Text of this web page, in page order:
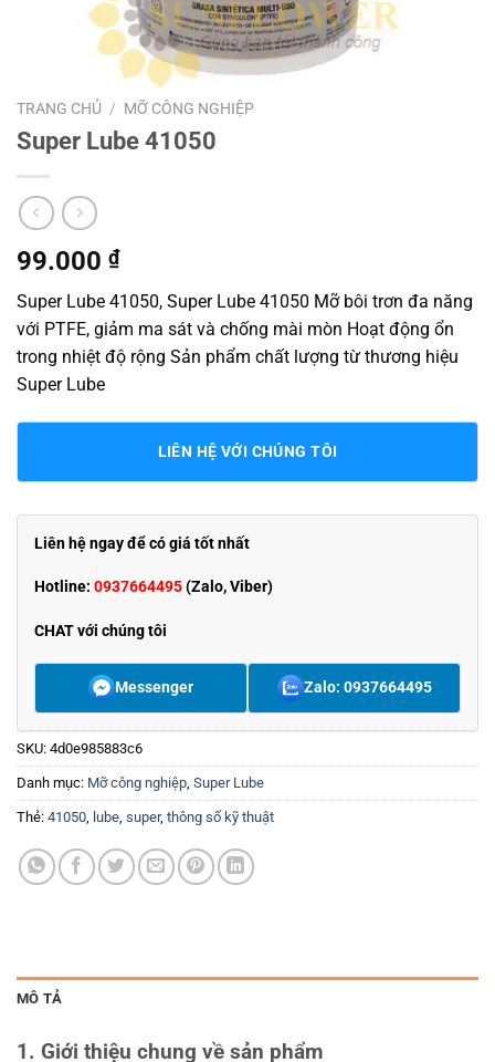
TRANG CHỦ / MỠ CÔNG NGHIỆP
Super Lube 41050
99.000 ₫
Super Lube 41050, Super Lube 41050 Mỡ bôi trơn đa năng
với PTFE, giảm ma sát và chống mài mòn Hoạt động ổn
trong nhiệt độ rộng Sản phẩm chất lượng từ thương hiệu
Super Lube
LIÊN HỆ VỚI CHÚNG TÔI
Liên hệ ngay để có giá tốt nhất
Hotline: 0937664495(Zalo, Viber)
CHAT với chúng tôi
Messenger Zalo: 0937664495
SKU: 4d0e985883c6
Danh mục: Mỡ công nghiệp Super Lube
Thẻ: 41050 lube super, thông số kỹ thuật
MÔ TẢ
1. Giới thiệu chung về sản phẩm